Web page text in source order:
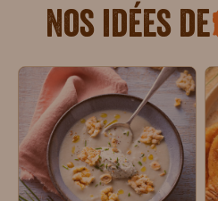
Nos idées de